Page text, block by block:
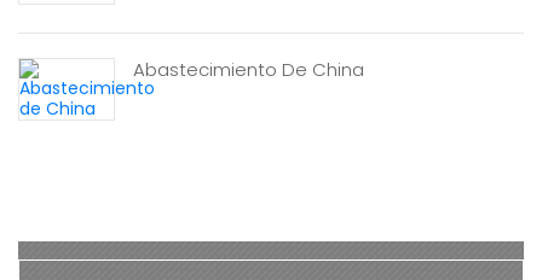
Abastecimiento De China